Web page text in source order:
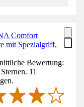
Comfort
mit Spezialgriff,
Bewertung:
11